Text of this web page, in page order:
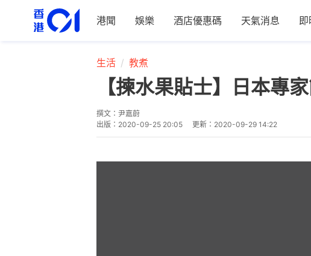
港聞 娛樂 酒店優惠碼 天氣消息 即
生活 教煮
【揀水果貼士】日本專
撰文： 尹嘉蔚
出版： 2020-09-25 20:05 更新： 2020-09-29 14:22